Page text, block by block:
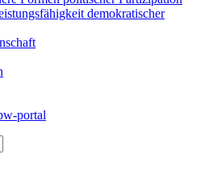
demokratischer
portal